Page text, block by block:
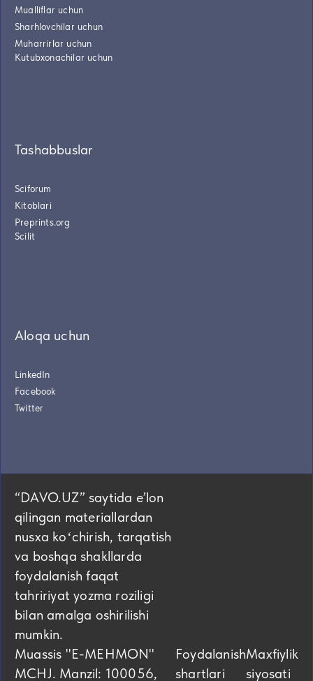
Mualliflar uchun
Sharhlovchilar uchun
Muharrirlar uchun
Kutubxonachilar uchun
Tashabbuslar
Sciforum
Kitoblari
Preprints.org
Scilit
Aloqa uchun
LinkedIn
Facebook
Twitter
“DAVO.UZ” saytida eʼlon
qilingan materiallardan
nusxa koʻchirish, tarqatish
va boshqa shakllarda
foydalanish faqat
tahririyat yozma roziligi
bilan amalga oshirilishi
mumkin.
Muassis "E-MEHMON"
MCHJ. Manzil: 100056,
Foydalanish
shartlari
Maxfiylik
siyosati